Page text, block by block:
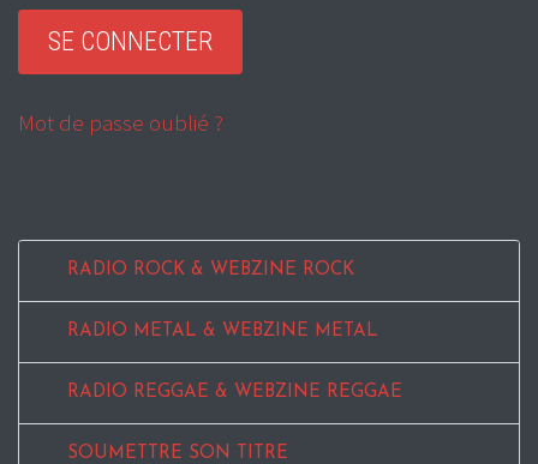
Mot de passe oublié ?
RADIO ROCK & WEBZINE ROCK
RADIO METAL & WEBZINE METAL
RADIO REGGAE & WEBZINE REGGAE
SOUMETTRE SON TITRE